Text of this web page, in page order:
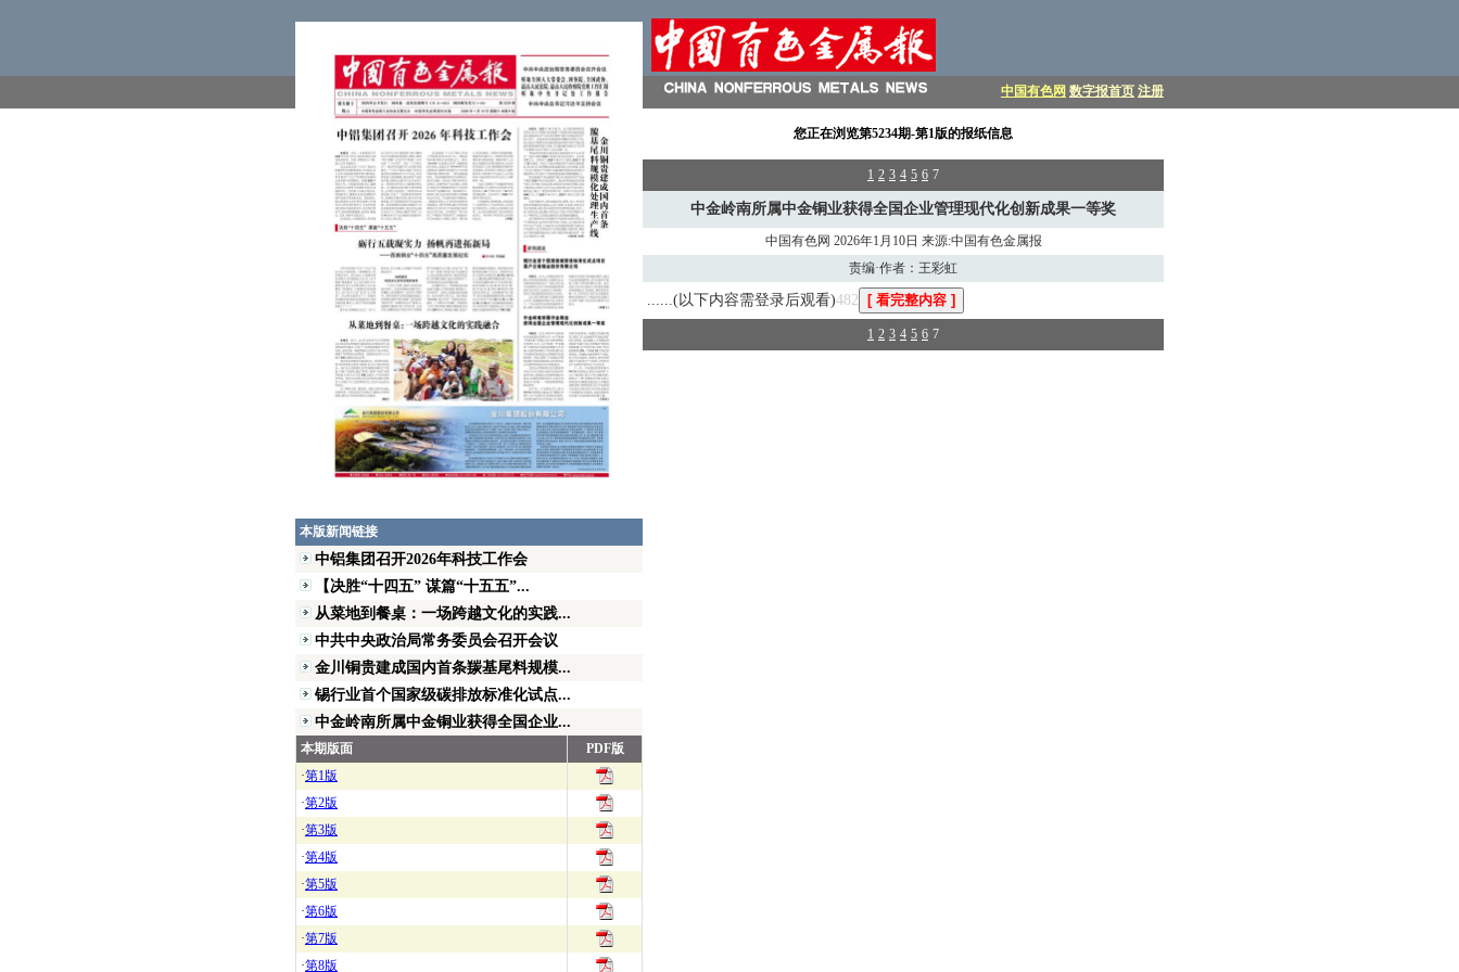
本版新闻链接
中铝集团召开2026年科技工作会
【决胜“十四五” 谋篇“十五五”...
从菜地到餐桌：一场跨越文化的实践...
中共中央政治局常务委员会召开会议
金川铜贵建成国内首条羰基尾料规模...
锡行业首个国家级碳排放标准化试点...
中金岭南所属中金铜业获得全国企业...
本期版面
PDF版
·第1版
·第2版
·第3版
·第4版
·第5版
·第6版
·第7版
·第8版
中国有色网 数字报首页 注册
您正在浏览第5234期-第1版的报纸信息
1 2 3 4 5 6 7
中金岭南所属中金铜业获得全国企业管理现代化创新成果一等奖
中国有色网 2026年1月10日 来源:中国有色金属报
责编·作者：王彩虹
......(以下内容需登录后观看)482
1 2 3 4 5 6 7